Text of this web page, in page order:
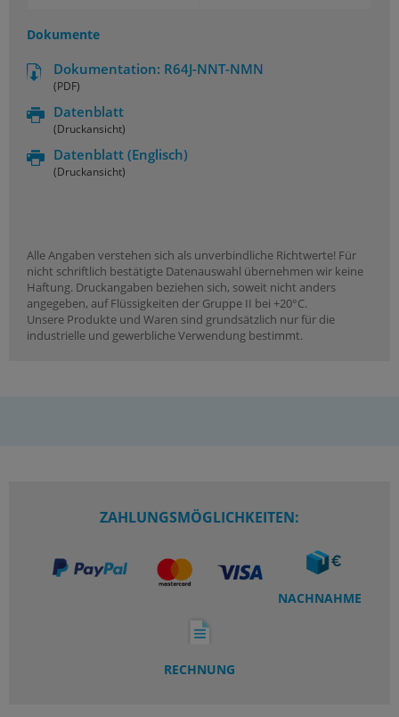
Dokumente
Dokumentation: R64J-NNT-NMN
(PDF)
Datenblatt
(Druckansicht)
Datenblatt (Englisch)
(Druckansicht)
Alle Angaben verstehen sich als unverbindliche Richtwerte! Für
nicht schriftlich bestätigte Datenauswahl übernehmen wir keine
Haftung. Druckangaben beziehen sich, soweit nicht anders
angegeben, auf Flüssigkeiten der Gruppe II bei +20°C.
Unsere Produkte und Waren sind grundsätzlich nur für die
industrielle und gewerbliche Verwendung bestimmt.
ZAHLUNGSMÖGLICHKEITEN:
NACHNAHME
RECHNUNG